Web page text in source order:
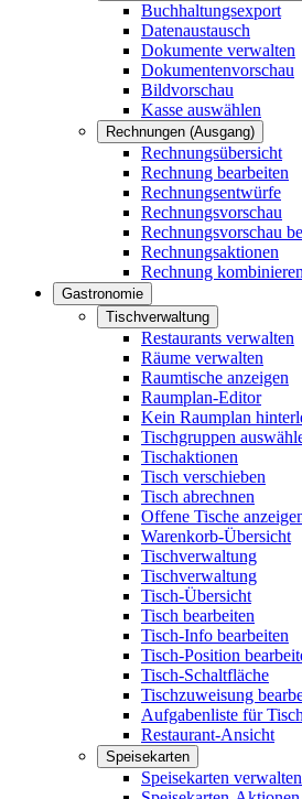
Buchhaltungsexport
Datenaustausch
Dokumente verwalten
Dokumentenvorschau
Bildvorschau
Kasse auswählen
Rechnungen (Ausgang)
Rechnungsübersicht
Rechnung bearbeiten
Rechnungsentwürfe
Rechnungsvorschau
Rechnungsvorschau
Rechnungsaktionen
Rechnung kombinieren
Gastronomie
Tischverwaltung
Restaurants verwalten
Räume verwalten
Raumtische anzeigen
Raumplan-Editor
Kein Raumplan
Tischgruppen
Tischaktionen
Tisch verschieben
Tisch abrechnen
Offene Tische
Warenkorb-Übersicht
Tischverwaltung
Tischverwaltung
Tisch-Übersicht
Tisch bearbeiten
Tisch-Info bearbeiten
Tisch-Position
Tisch-Schaltfläche
Tischzuweisung
Aufgabenliste für
Restaurant-Ansicht
Speisekarten
Speisekarten verwalten